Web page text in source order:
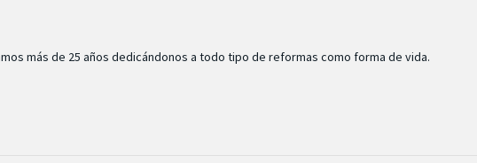
más de 25 años dedicándonos a todo tipo de reformas como forma de vida.